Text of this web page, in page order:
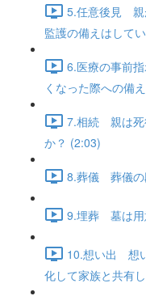
5.任意後見 親
監護の備えはして
6.医療の事前
くなった際への備
7.相続 親は死
か？ (2:03)
8.葬儀 葬儀の
9.埋葬 墓は用
10.想い出 想
化して家族と共有